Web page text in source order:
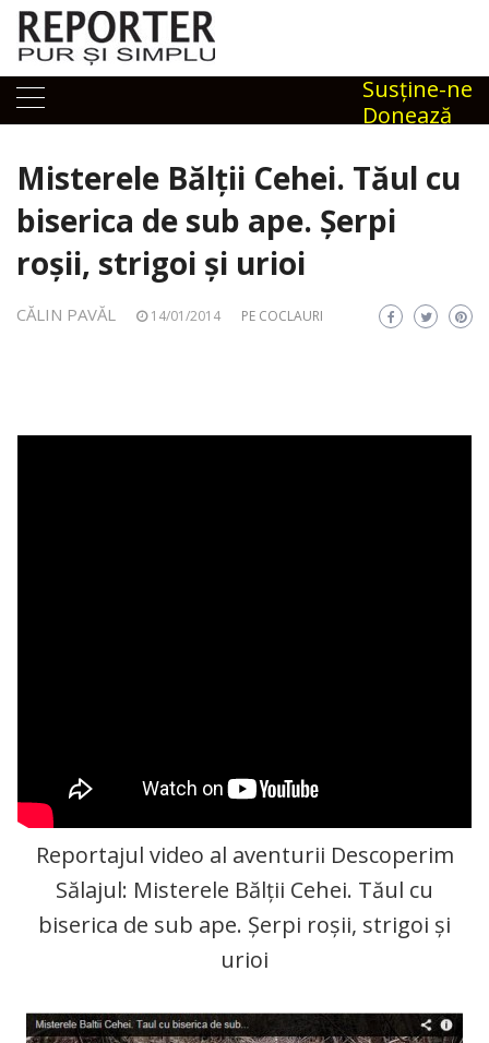
Skip
content
Susţine-ne
Donează
Misterele Bălții Cehei. Tăul cu
biserica de sub ape. Șerpi
roșii, strigoi și urioi
CĂLIN PAVĂL 14/01/2014 PE COCLAURI
Reportajul video al aventurii Descoperim
Sălajul: Misterele Bălții Cehei. Tăul cu
biserica de sub ape. Șerpi roșii, strigoi și
urioi